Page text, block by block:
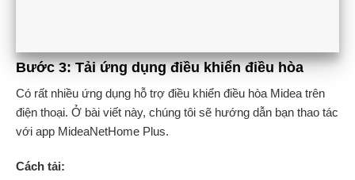
Bước 3: Tải ứng dụng điều khiển điều hòa
Có rất nhiều ứng dụng hỗ trợ điều khiển điều hòa Midea trên
điện thoại. Ở bài viết này, chúng tôi sẽ hướng dẫn bạn thao tác
với app MideaNetHome Plus.
Cách tải: